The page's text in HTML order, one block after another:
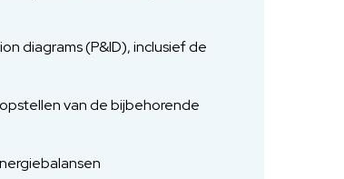
diagrams (P&ID), inclusief de
van de bijbehorende